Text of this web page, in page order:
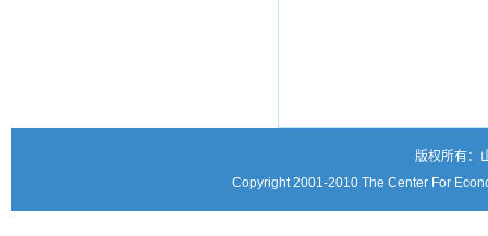
版权所有：
Copyright 2001-2010 The Center For